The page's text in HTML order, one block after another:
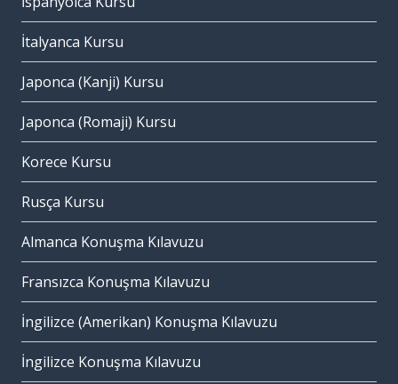
İtalyanca Kursu
Japonca (Kanji) Kursu
Japonca (Romaji) Kursu
Korece Kursu
Rusça Kursu
Almanca Konuşma Kılavuzu
Fransızca Konuşma Kılavuzu
İngilizce (Amerikan) Konuşma Kılavuzu
İngilizce Konuşma Kılavuzu